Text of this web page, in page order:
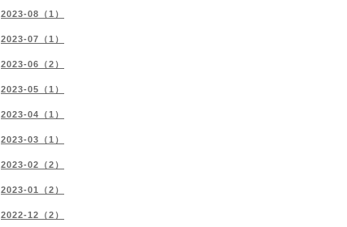
2023-08（1）
2023-07（1）
2023-06（2）
2023-05（1）
2023-04（1）
2023-03（1）
2023-02（2）
2023-01（2）
2022-12（2）